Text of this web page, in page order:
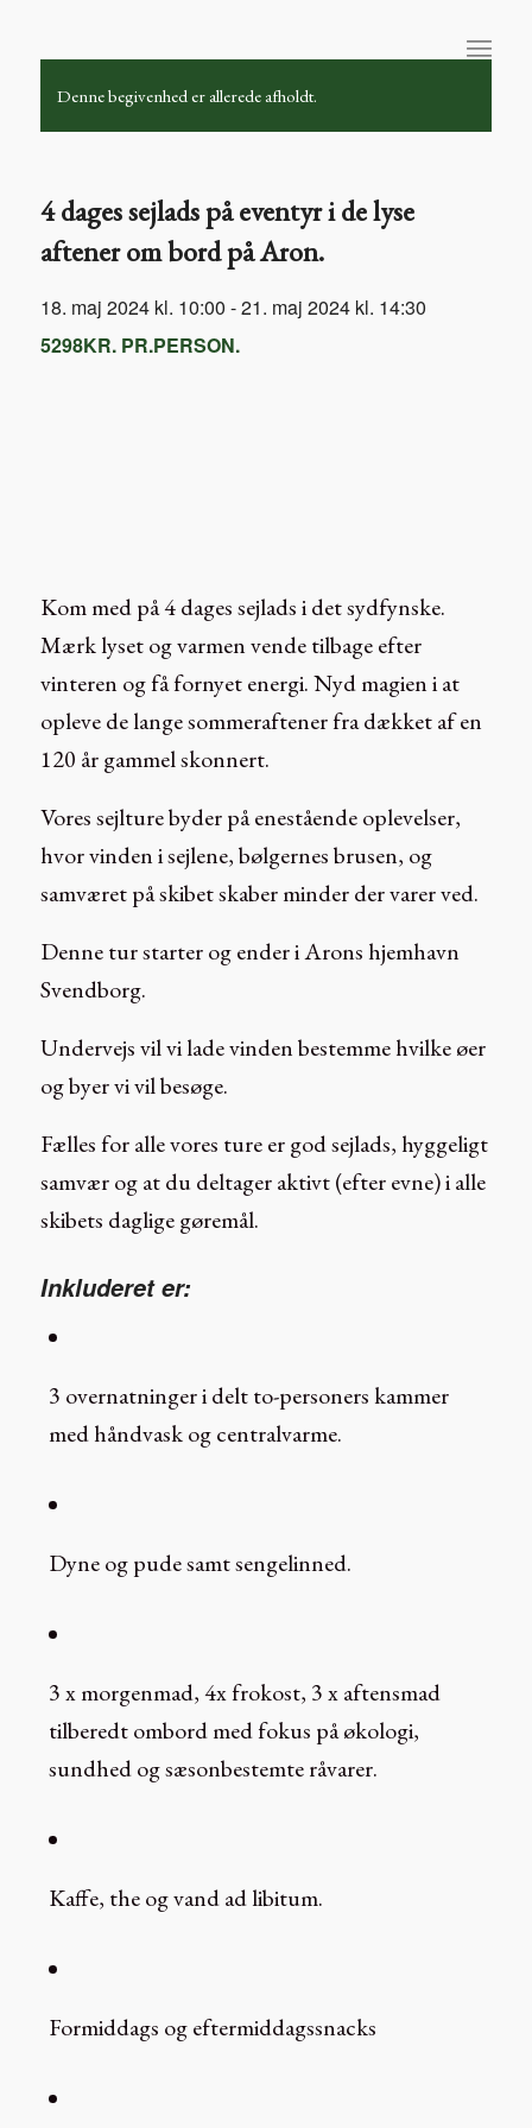
Denne begivenhed er allerede afholdt.
4 dages sejlads på eventyr i de lyse
aftener om bord på Aron.
18. maj 2024 kl. 10:00 -21. maj 2024 kl. 14:30
5298KR. PR.PERSON.
Kom med på 4 dages sejlads i det sydfynske.
Mærk lyset og varmen vende tilbage efter
vinteren og få fornyet energi. Nyd magien i at
opleve de lange sommeraftener fra dækket af en
120 år gammel skonnert.
Vores sejlture byder på enestående oplevelser,
hvor vinden i sejlene, bølgernes brusen, og
samværet på skibet skaber minder der varer ved.
Denne tur starter og ender i Arons hjemhavn
Svendborg.
Undervejs vil vi lade vinden bestemme hvilke øer
og byer vi vil besøge.
Fælles for alle vores ture er god sejlads, hyggeligt
samvær og at du deltager aktivt (efter evne) i alle
skibets daglige gøremål.
Inkluderet er:
3 overnatninger i delt to-personers kammer
med håndvask og centralvarme.
Dyne og pude samt sengelinned.
3 x morgenmad, 4x frokost, 3 x aftensmad
tilberedt ombord med fokus på økologi,
sundhed og sæsonbestemte råvarer.
Kaffe, the og vand ad libitum.
Formiddags og eftermiddagssnacks